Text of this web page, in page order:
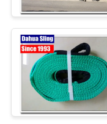
FORDERN
SIE
EIN
ZITAT
SITEMAP